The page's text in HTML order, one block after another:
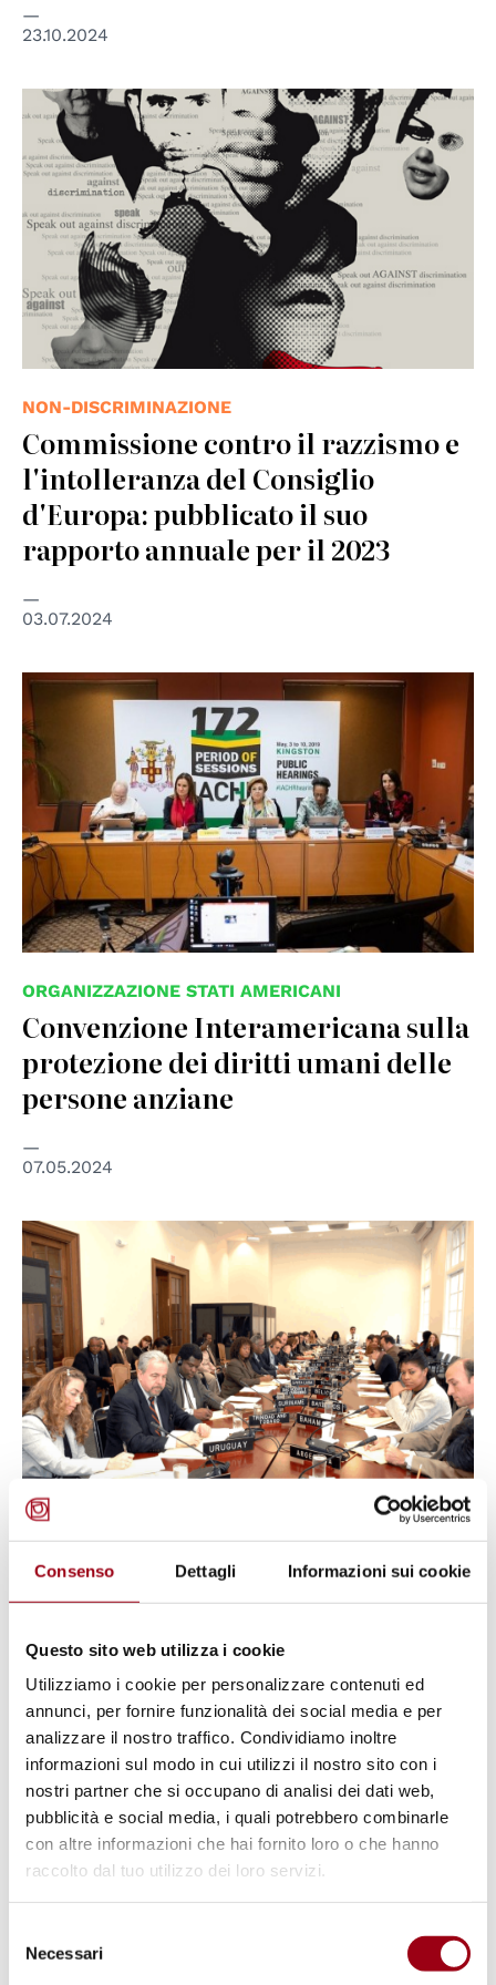
Consenso Dettagli Informazioni sui cookie
Questo sito web utilizza i cookie
Utilizziamo i cookie per personalizzare contenuti ed
annunci, per fornire funzionalità dei social media e per
analizzare il nostro traffico. Condividiamo inoltre
informazioni sul modo in cui utilizzi il nostro sito con i
nostri partner che si occupano di analisi dei dati web,
pubblicità e social media, i quali potrebbero combinarle
con altre informazioni che hai fornito loro o che hanno
raccolto dal tuo utilizzo dei loro servizi.
delNecessari
23.10.2024
© CoE
NON-DISCRIMINAZIONE
Commissione contro il razzismo e
l'intolleranza del Consiglio
d'Europa: pubblicato il suo
rapporto annuale per il 2023
03.07.2024
© OAS
ORGANIZZAZIONE STATI AMERICANI
Convenzione Interamericana sulla
protezione dei diritti umani delle
persone anziane
07.05.2024
© OAS
ORGANIZZAZIONE STATI AMERICANI
Diritto ad un trattamento equo e
alla non-discriminazione nel
Sistema Interamericano
06.05.2024
© Loredana Sangiuliano/Shutterstock